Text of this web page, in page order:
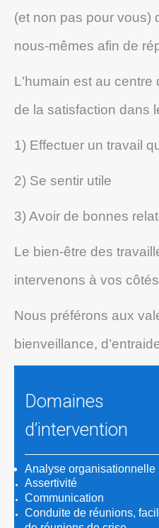
(et non pas pour vous)
nous-mêmes afin de
L'humain est au centre
de la satisfaction dans
1) Effectuer un travail
2) Se sentir utile
3) Avoir de bonnes
Le bien-être des
intervenons à vos
Nous préférons aux
bienveillance,
Domaines
d’intervention
Analyse organisationnelle
Assertivité
Communication
Conduite de réunions,